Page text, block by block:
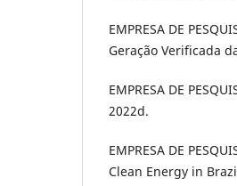
EMPRESA DE
Geração Verificada
EMPRESA DE
2022d.
EMPRESA DE
Clean Energy in